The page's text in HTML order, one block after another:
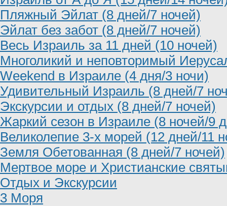
Пляжный Эйлат (8 дней/7 ночей)
Эйлат без забот (8 дней/7 ночей)
Весь Израиль за 11 дней (10 ночей)
Многоликий и неповторимый
Weekend в Израиле (4 дня/3 ночи)
Удивительный Израиль (8 дней/7
Экскурсии и отдых (8 дней/7 ночей)
Жаркий сезон в Израиле (8 ночей/9
Великолепие 3-х морей (12 дней/11
Земля Обетованная (8 дней/7 ночей)
Мертвое море и Христианские
Отдых и Экскурсии
3 Моря